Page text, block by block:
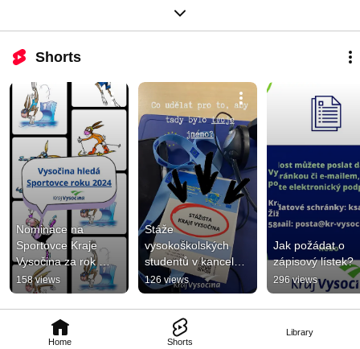
Home Shorts
Library
Shorts
Nominace na
Sportovce Kraje
Vysočina za rok
2024
158 views
Stáže
vysokoškolských
studentů v kanceláři
Kraje Vysočina v
Bruselu
126 views
Jak požádat o
zápisový lístek?
296 views